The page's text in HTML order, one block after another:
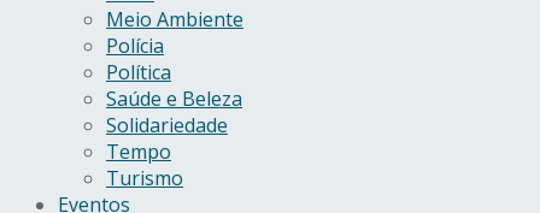
Meio Ambiente
Polícia
Política
Saúde e Beleza
Solidariedade
Tempo
Turismo
Eventos